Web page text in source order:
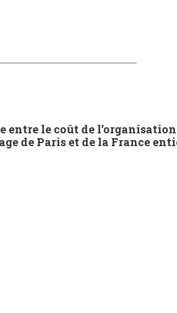
entre le coût de
de Paris et de la France